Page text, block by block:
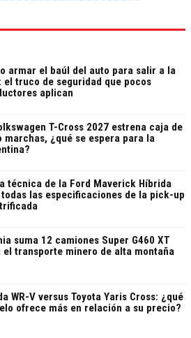
armar el baúl del auto para salir a la
el truco de seguridad que pocos
aplican
T-Cross 2027 estrena caja de
marchas, ¿qué se espera para la
técnica de la Ford Maverick Híbrida
las especificaciones de la pick-up
suma 12 camiones Super G460 XT
el transporte minero de alta montaña
WR-V versus Toyota Yaris Cross: ¿qué
ofrece más en relación a su precio?